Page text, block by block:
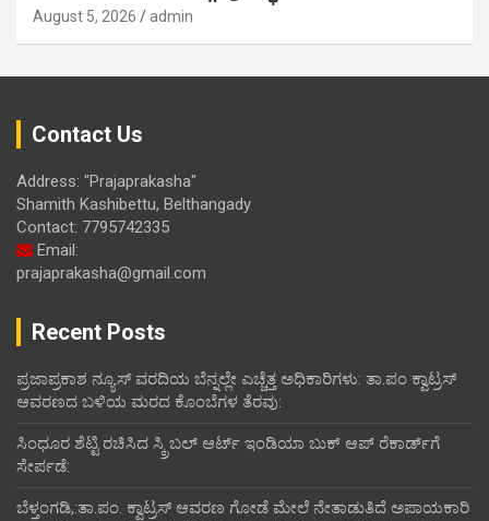
August 5, 2026 admin
Contact Us
Address: "Prajaprakasha"
Shamith Kashibettu, Belthangady
Contact: 7795742335
Email:
prajaprakasha@gmail.com
Recent Posts
ಪ್ರಜಾಪ್ರಕಾಶ ನ್ಯೂಸ್ ವರದಿಯ ಬೆನ್ನಲ್ಲೇ ಎಚ್ಚೆತ್ತ ಅಧಿಕಾರಿಗಳು: ತಾ.ಪಂ ಕ್ವಾಟ್ರಸ್
ಆವರಣದ ಬಳಿಯ ಮರದ ಕೊಂಬೆಗಳ ತೆರವು:
ಸಿಂಧೂರ ಶೆಟ್ಟಿ ರಚಿಸಿದ ಸ್ಕ್ರಿಬಲ್ ಆರ್ಟ್ ಇಂಡಿಯಾ ಬುಕ್ ಆಪ್ ರೆಕಾರ್ಡ್‌ಗೆ
ಸೇರ್ಪಡೆ:
ಬೆಳ್ತಂಗಡಿ,:ತಾ.ಪಂ‌. ಕ್ವಾಟ್ರಸ್ ಆವರಣ ಗೋಡೆ ಮೇಲೆ ನೇತಾಡುತಿದೆ ಅಪಾಯಕಾರಿ